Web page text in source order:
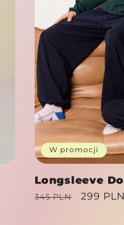
W promocji
Longsleeve
Cena
345 PLN
Cena
299 PLN